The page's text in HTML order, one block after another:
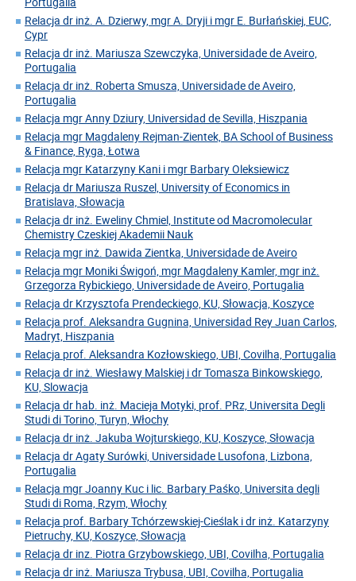
Relacja dr inż. A. Dzierwy, mgr A. Dryji i mgr E. Burłańskiej, EUC,
Cypr
Relacja dr inż. Mariusza Szewczyka, Universidade de Aveiro,
Portugalia
Relacja dr inż. Roberta Smusza, Universidade de Aveiro,
Portugalia
Relacja mgr Anny Dziury, Universidad de Sevilla, Hiszpania
Relacja mgr Magdaleny Rejman-Zientek, BA School of Business
& Finance, Ryga, Łotwa
Relacja mgr Katarzyny Kani i mgr Barbary Oleksiewicz
Relacja dr Mariusza Ruszel, University of Economics in
Bratislava, Słowacja
Relacja dr inż. Eweliny Chmiel, Institute od Macromolecular
Chemistry Czeskiej Akademii Nauk
Relacja mgr inż. Dawida Zientka, Universidade de Aveiro
Relacja mgr Moniki Świgoń, mgr Magdaleny Kamler, mgr inż.
Grzegorza Rybickiego, Universidade de Aveiro, Portugalia
Relacja dr Krzysztofa Prendeckiego, KU, Słowacja, Koszyce
Relacja prof. Aleksandra Gugnina, Universidad Rey Juan Carlos,
Madryt, Hiszpania
Relacja prof. Aleksandra Kozłowskiego, UBI, Covilha, Portugalia
Relacja dr inż. Wiesławy Malskiej i dr Tomasza Binkowskiego,
KU, Slowacja
Relacja dr hab. inż. Macieja Motyki, prof. PRz, Universita Degli
Studi di Torino, Turyn, Włochy
Relacja dr inż. Jakuba Wojturskiego, KU, Koszyce, Słowacja
Relacja dr Agaty Surówki, Universidade Lusofona, Lizbona,
Portugalia
Relacja mgr Joanny Kuc i lic. Barbary Paśko, Universita degli
Studi di Roma, Rzym, Włochy
Relacja prof. Barbary Tchórzewskiej-Cieślak i dr inż. Katarzyny
Pietruchy, KU, Koszyce, Słowacja
Relacja dr inz. Piotra Grzybowskiego, UBI, Covilha, Portugalia
Relacja dr inż. Mariusza Trybusa, UBI, Covilha, Portugalia